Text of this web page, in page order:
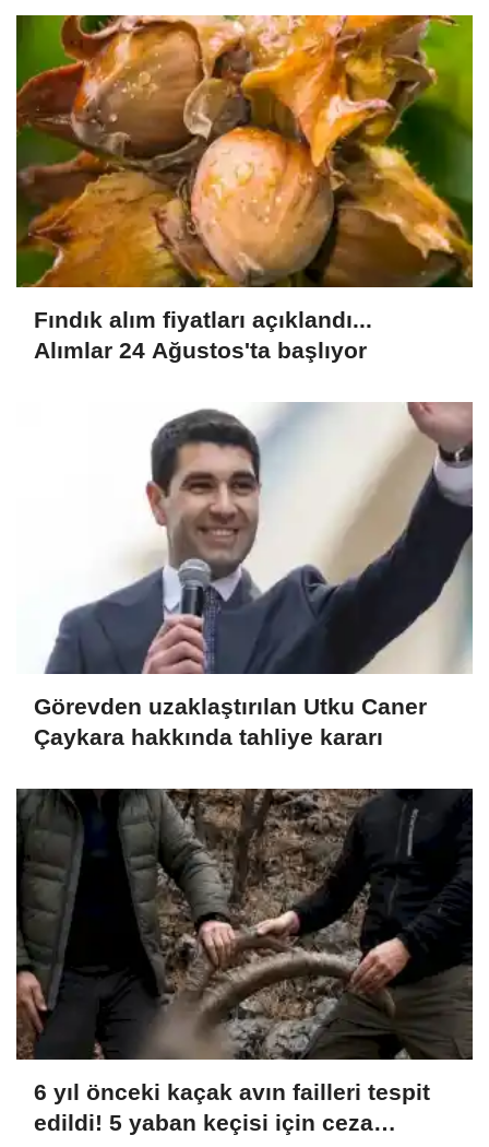
Fındık alım fiyatları açıklandı...
Alımlar 24 Ağustos'ta başlıyor
Görevden uzaklaştırılan Utku Caner
Çaykara hakkında tahliye kararı
6 yıl önceki kaçak avın failleri tespit
edildi! 5 yaban keçisi için ceza